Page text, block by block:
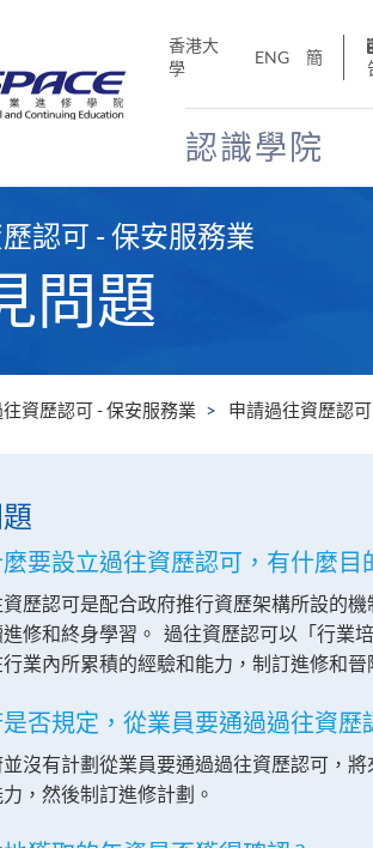
香港大
學
ENG 簡
認識學院
認可 - 保安服務業
問題
資歷認可 - 保安服務業 申請過往資歷認可
要設立過往資歷認可，有什麼目
歷認可是配合政府推行資歷架構所設的
修和終身學習。 過往資歷認可以「行業
行業內所累積的經驗和能力，制訂進修和
否規定，從業員要通過過往資歷
沒有計劃從業員要通過過往資歷認可，
力，然後制訂進修計劃。